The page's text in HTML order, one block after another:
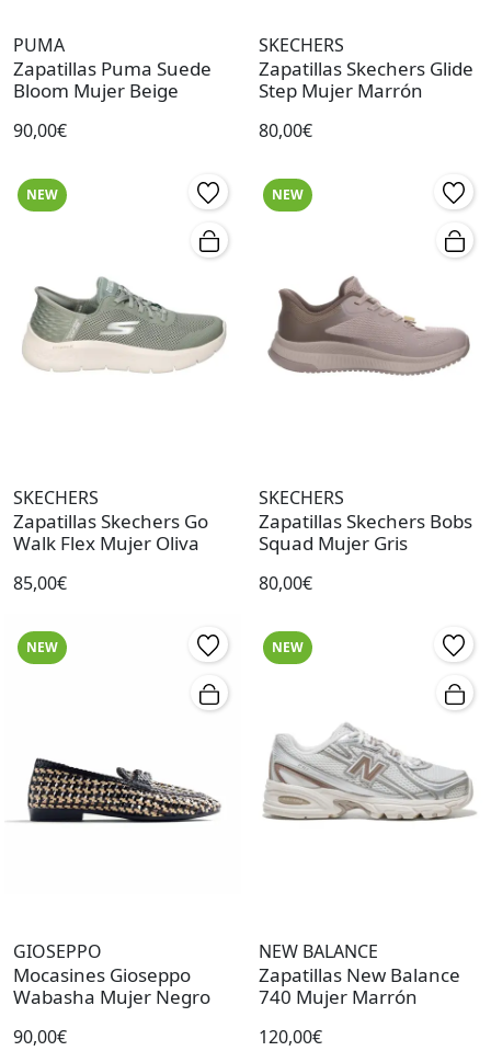
PUMA
Zapatillas Puma Suede
Bloom Mujer Beige
90,00€
SKECHERS
Zapatillas Skechers Glide
Step Mujer Marrón
80,00€
NEW
SKECHERS
Zapatillas Skechers Go
Walk Flex Mujer Oliva
85,00€
NEW
SKECHERS
Zapatillas Skechers Bobs
Squad Mujer Gris
80,00€
NEW
GIOSEPPO
Mocasines Gioseppo
Wabasha Mujer Negro
90,00€
NEW
NEW BALANCE
Zapatillas New Balance
740 Mujer Marrón
120,00€